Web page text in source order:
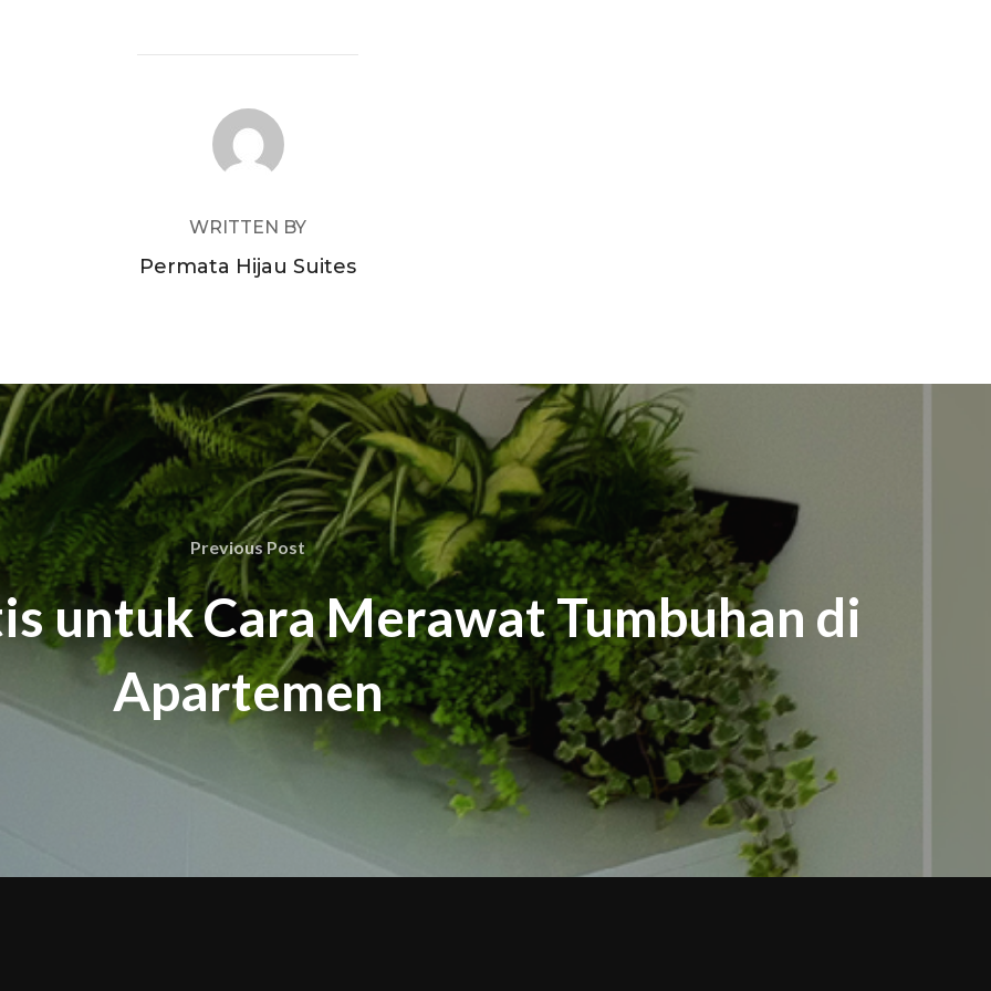
POST AUTHOR
WRITTEN BY
Permata Hijau Suites
Previous
Post
Previous Post
untuk Cara Merawat Tumbuhan di
Apartemen